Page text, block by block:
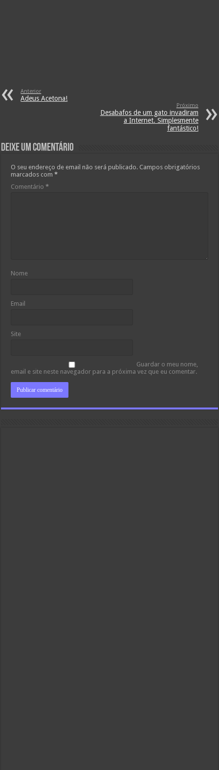
Anterior
Adeus Acetona!
Próximo
Desabafos de um gato invadiram
a Internet. Simplesmente
fantástico!
Deixe um comentário
O seu endereço de email não será publicado. Campos obrigatórios
marcados com*
Comentário*
Nome
Email
Site
Guardar o meu nome,
email e site neste navegador para a próxima vez que eu comentar.